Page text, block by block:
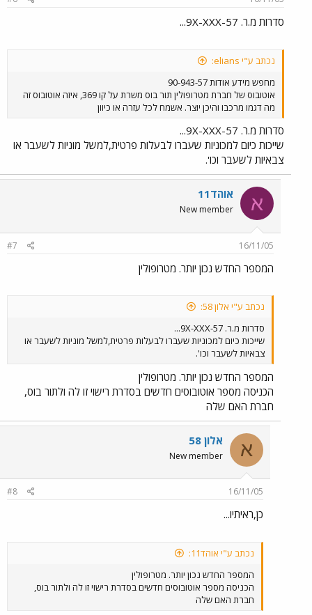
סדרות מ.ר. 9X-XXX-57...
נכתב ע"י elians:
מחפש מידע אודות 90-943-57
אוטובוס של חברת מטרופולין תור בוס משרת על קו 369, איזה אוטובוס זה
מה דגמו מרכבו והיכן יוצר. אשמח לכל עזרה או כיוון
סדרות מ.ר. 9X-XXX-57...
שייכות כיום למכוניות שעברו לבעלות פרטית,למשל מוניות לשעבר או
צבאיות לשעבר וכו'.
א אוהד11
New member
16/11/05
#7
המספר החדש נכון יותר. מטרופולין
נכתב ע"י אלון 58:
סדרות מ.ר. 9X-XXX-57...
שייכות כיום למכוניות שעברו לבעלות פרטית,למשל מוניות לשעבר או
צבאיות לשעבר וכו'.
המספר החדש נכון יותר. מטרופולין
הכניסה מספר אוטובוסים חדשים בסדרת רישוי זו לה ולתור בוס,
חברת האם שלה
א אלון 58
New member
16/11/05
#8
כן,ראיתיו...
נכתב ע"י אוהד11:
המספר החדש נכון יותר. מטרופולין
הכניסה מספר אוטובוסים חדשים בסדרת רישוי זו לה ולתור בוס,
חברת האם שלה